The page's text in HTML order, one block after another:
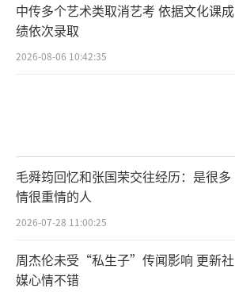
中传多个艺术类取消艺考 依据文化课成
绩依次录取
2026-08-06 10:42:35
毛舜筠回忆和张国荣交往经历：是很多
情很重情的人
2026-07-28 11:00:25
周杰伦未受“私生子”传闻影响 更新社
媒心情不错